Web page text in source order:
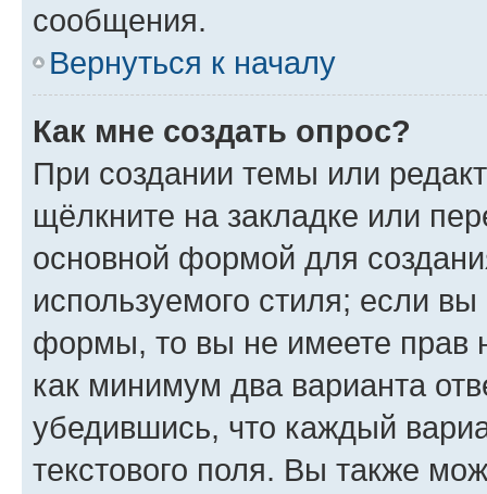
сообщения.
Вернуться к началу
Как мне создать опрос?
При создании темы или
щёлкните на закладке или
основной формой для
используемого стиля; если
формы, то вы не имеете прав
как минимум два варианта
убедившись, что каждый
текстового поля. Вы также